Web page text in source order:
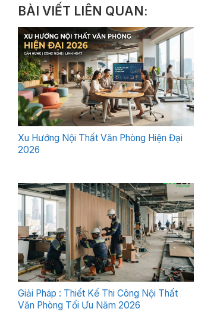
BÀI VIẾT LIÊN QUAN:
Xu Hướng Nội Thất Văn Phòng Hiện Đại
2026
Giải Pháp : Thiết Kế Thi Công Nội Thất
Văn Phòng Tối Ưu Năm 2026